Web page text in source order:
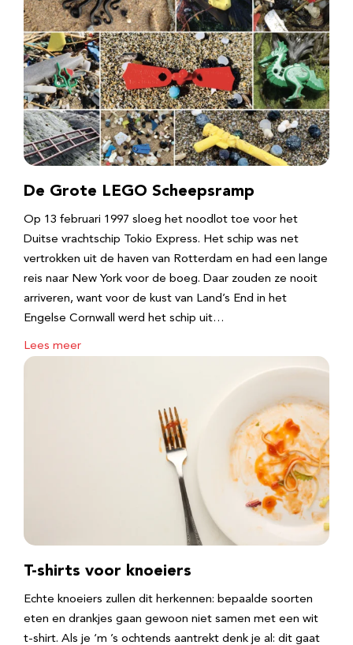
De Grote LEGO Scheepsramp
Op 13 februari 1997 sloeg het noodlot toe voor het
Duitse vrachtschip Tokio Express. Het schip was net
vertrokken uit de haven van Rotterdam en had een lange
reis naar New York voor de boeg. Daar zouden ze nooit
arriveren, want voor de kust van Land’s End in het
Engelse Cornwall werd het schip uit…
Lees meer
T-shirts voor knoeiers
Echte knoeiers zullen dit herkennen: bepaalde soorten
eten en drankjes gaan gewoon niet samen met een wit
t-shirt. Als je ‘m ’s ochtends aantrekt denk je al: dit gaat